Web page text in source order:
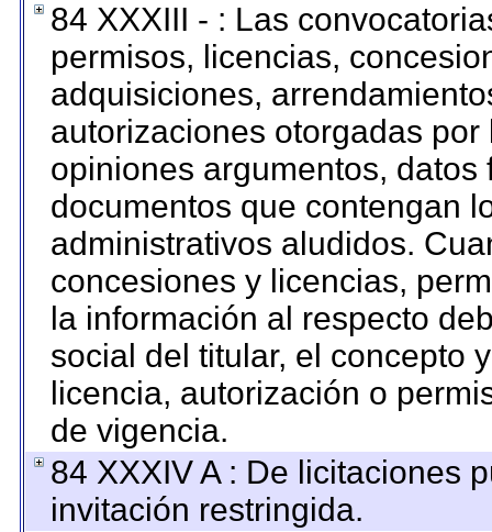
84 XXXIII - : Las
permisos, licencias,
adquisiciones,
autorizaciones otorgadas
opiniones argumentos,
documentos que contengan
administrativos aludidos.
concesiones y licencias,
la información al respecto
social del titular, el concepto
licencia, autorización o
de vigencia.
84 XXXIV A : De licitaciones
invitación restringida.